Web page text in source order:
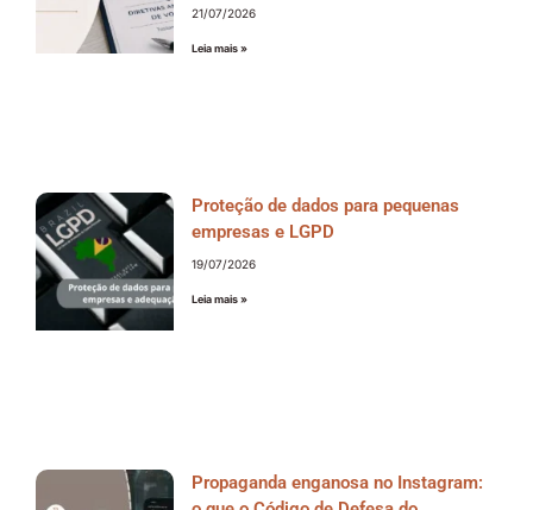
21/07/2026
Leia mais »
Proteção de dados para pequenas
empresas e LGPD
19/07/2026
Leia mais »
Propaganda enganosa no Instagram: